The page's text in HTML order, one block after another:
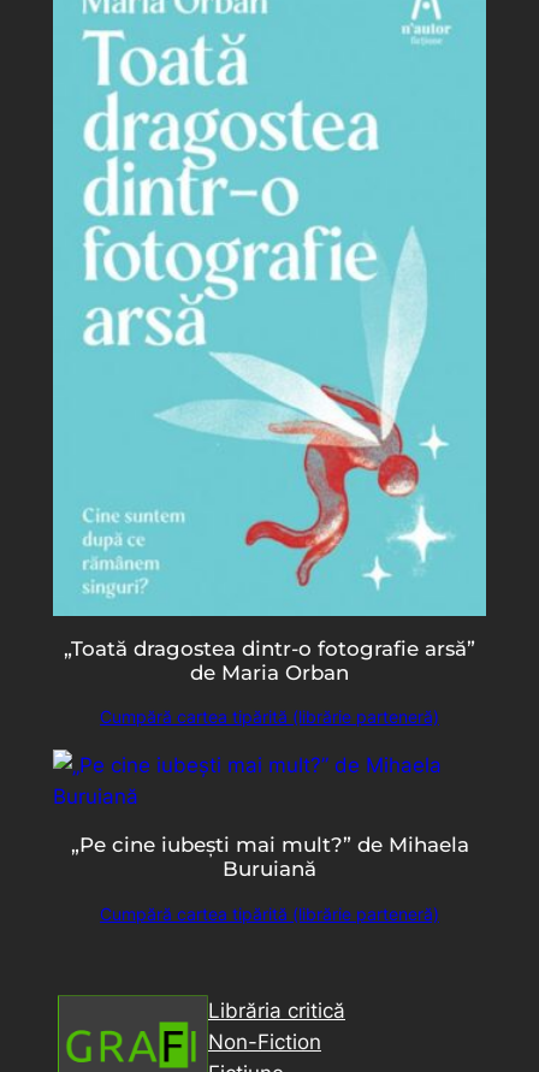
„Toată dragostea dintr-o fotografie arsă”
de Maria Orban
Cumpără cartea tipărită (librărie parteneră)
„Pe cine iubești mai mult?” de Mihaela
Buruiană
Cumpără cartea tipărită (librărie parteneră)
Librăria critică
Non-Fiction